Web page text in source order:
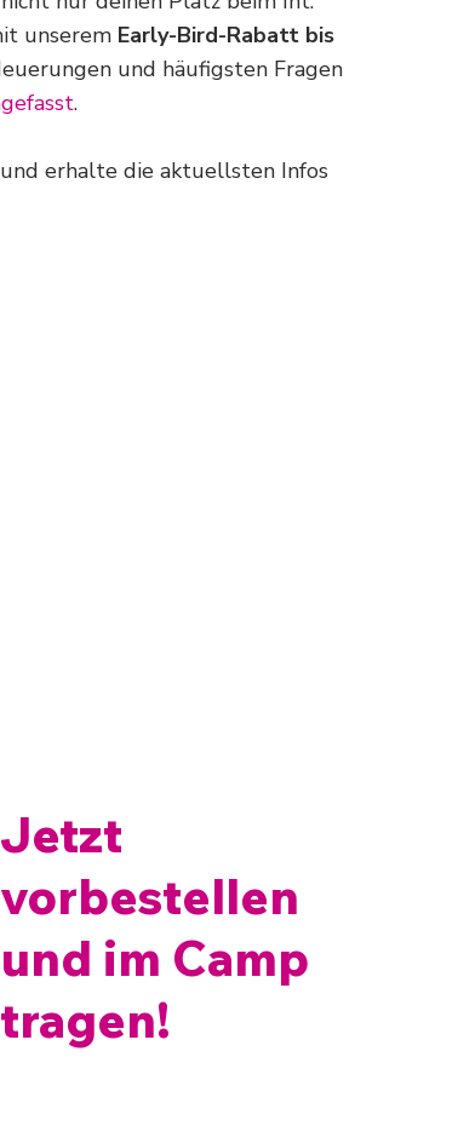
unserem Early-Bird-Rabatt bis
und häufigsten Fragen
.
und erhalte die aktuellsten Infos
Jetzt
vorbestellen
und im Camp
tragen!